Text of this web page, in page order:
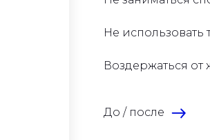
Не использовать
Воздержаться
До / после